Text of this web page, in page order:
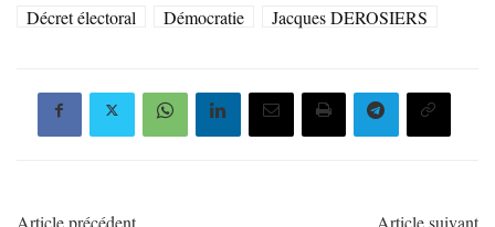
Décret électoral
Démocratie Jacques DEROSIERS
Article précédent
Article suivant